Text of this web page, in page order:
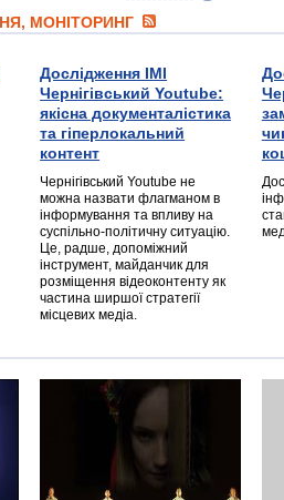
МОНІТОРИНГ
Дослідження ІМІ
Чернігівський Youtube:
якісна документалістика
та гіперлокальний
контент
Чернігівський Youtube не
можна назвати флагманом в
інформування та впливу на
суспільно-політичну ситуацію.
Це, радше, допоміжний
інструмент, майданчик для
розміщення відеоконтенту як
частина ширшої стратегії
місцевих медіа.